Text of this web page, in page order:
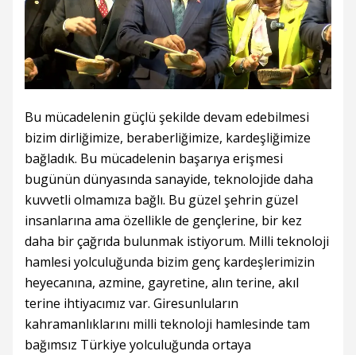
Bu mücadelenin güçlü şekilde devam edebilmesi
bizim dirliğimize, beraberliğimize, kardeşliğimize
bağladık. Bu mücadelenin başarıya erişmesi
bugünün dünyasında sanayide, teknolojide daha
kuvvetli olmamıza bağlı. Bu güzel şehrin güzel
insanlarına ama özellikle de gençlerine, bir kez
daha bir çağrıda bulunmak istiyorum. Milli teknoloji
hamlesi yolculuğunda bizim genç kardeşlerimizin
heyecanına, azmine, gayretine, alın terine, akıl
terine ihtiyacımız var. Giresunluların
kahramanlıklarını milli teknoloji hamlesinde tam
bağımsız Türkiye yolculuğunda ortaya